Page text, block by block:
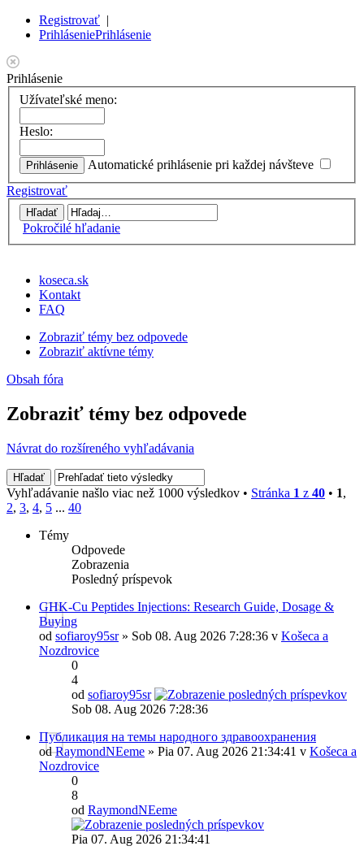
Registrovať |
PrihláseniePrihlásenie
Prihlásenie
Užívateľské meno:
Heslo:
Automatické prihlásenie pri každej návšteve
Registrovať
Pokročilé hľadanie
koseca.sk
Kontakt
FAQ
Zobraziť témy bez odpovede
Zobraziť aktívne témy
Obsah fóra
Zobraziť témy bez odpovede
Návrat do rozšíreného vyhľadávania
Vyhľadávanie našlo viac než 1000 výsledkov • Stránka 1 z 40 • 1,
2, 3, 4, 5 ... 40
Témy
Odpovede
Zobrazenia
Posledný príspevok
GHK-Cu Peptides Injections: Research Guide, Dosage &
Buying
od sofiaroy95sr» Sob 08. Aug 2026 7:28:36 v Košeca a
Nozdrovice
0
4
od sofiaroy95sr
Sob 08. Aug 2026 7:28:36
Публикация на темы народного здравоохранения
odRaymondNEeme » Pia 07. Aug 2026 21:34:41 v Košeca a
Nozdrovice
0
8
od RaymondNEeme
Pia 07. Aug 2026 21:34:41